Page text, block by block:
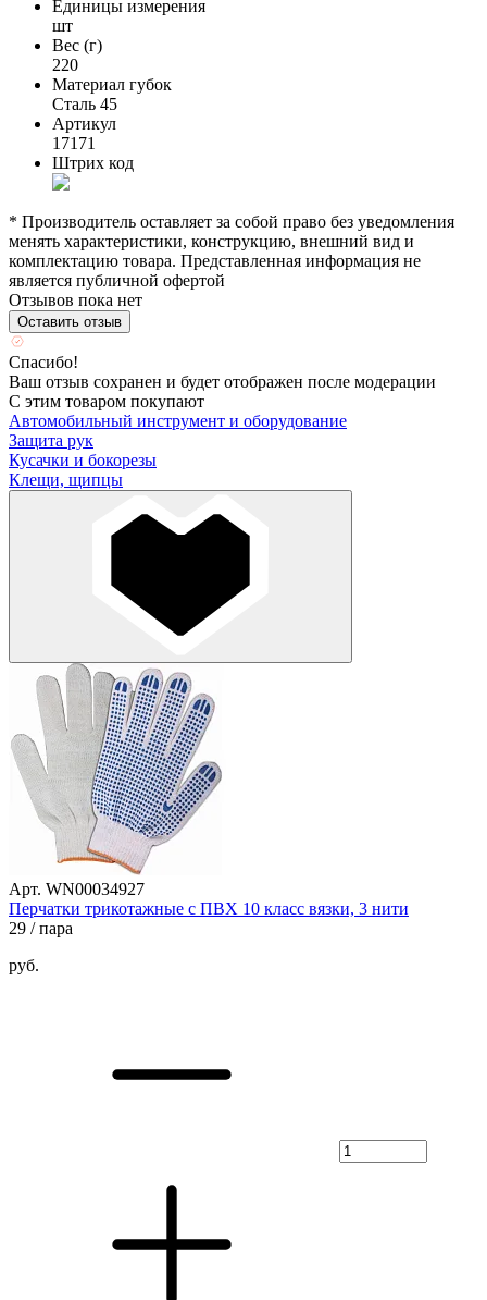
Единицы измерения
шт
Вес (г)
220
Материал губок
Сталь 45
Артикул
17171
Штрих код
* Производитель оставляет за собой право без уведомления
менять характеристики, конструкцию, внешний вид и
комплектацию товара. Представленная информация не
является публичной офертой
Отзывов пока нет
Оставить отзыв
Спасибо!
Ваш отзыв сохранен и будет отображен после модерации
С этим товаром покупают
Автомобильный инструмент и оборудование
Защита рук
Кусачки и бокорезы
Клещи, щипцы
Арт. WN00034927
Перчатки трикотажные с ПВХ 10 класс вязки, 3 нити
29 / пара
руб.